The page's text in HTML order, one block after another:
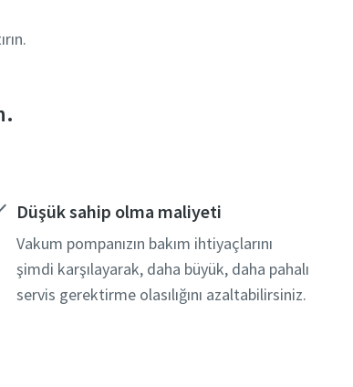
Düşük sahip olma maliyeti
Vakum pompanızın bakım ihtiyaçlarını
şimdi karşılayarak, daha büyük, daha pahalı
servis gerektirme olasılığını azaltabilirsiniz.